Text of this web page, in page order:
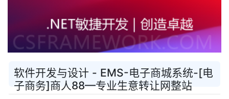
软件开发与设计 - EMS-电子商城系统-[电
子商务]商人88—专业生意转让网整站